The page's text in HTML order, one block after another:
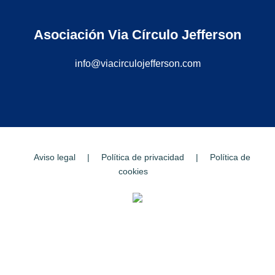
Asociación Via Círculo Jefferson
info@viacirculojefferson.com
Aviso legal | Política de privacidad |
Política de
cookies